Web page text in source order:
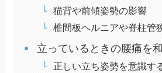
猫背や前傾姿勢の影響
椎間板ヘルニアや脊柱管
立っているときの腰痛を
正しい立ち姿勢を意識す